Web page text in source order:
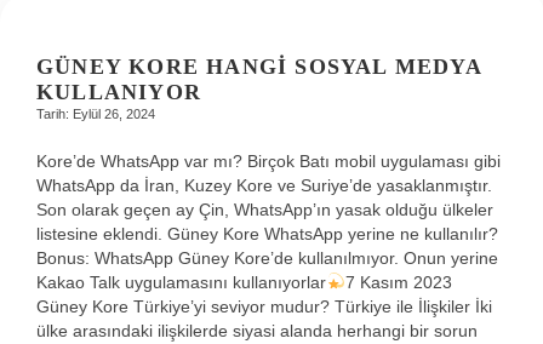
GÜNEY KORE HANGI SOSYAL MEDYA
KULLANIYOR
Tarih: Eylül 26, 2024
Kore’de WhatsApp var mı? Birçok Batı mobil uygulaması gibi
WhatsApp da İran, Kuzey Kore ve Suriye’de yasaklanmıştır.
Son olarak geçen ay Çin, WhatsApp’ın yasak olduğu ülkeler
listesine eklendi. Güney Kore WhatsApp yerine ne kullanılır?
Bonus: WhatsApp Güney Kore’de kullanılmıyor. Onun yerine
Kakao Talk uygulamasını kullanıyorlar
7 Kasım 2023
Güney Kore Türkiye’yi seviyor mudur? Türkiye ile İlişkiler İki
ülke arasındaki ilişkilerde siyasi alanda herhangi bir sorun